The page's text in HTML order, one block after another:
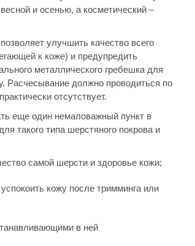
и осенью, а косметический –
улучшить качество всего
к коже) и предупредить
металлического гребешка для
Расчесывание должно проводиться по
отсутствует.
еще один немаловажный пункт в
такого типа шерстяного покрова и
самой шерсти и здоровье кожи;
кожу после тримминга или
в ней